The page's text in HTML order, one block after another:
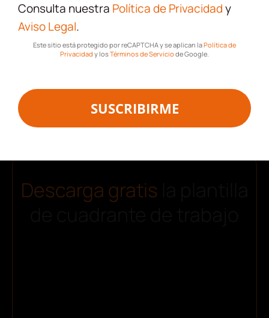
Descarga gratis
Consulta nuestra Política de Privacidady
Aviso Legal.
Este sitio está protegido por reCAPTCHA y se aplican laPolítica de
Privacidad y losTérminos de Servicio de Google.
SUSCRIBIRME